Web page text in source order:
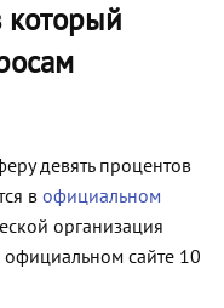
который
девять процентов
в официальном
организация
сайте 10